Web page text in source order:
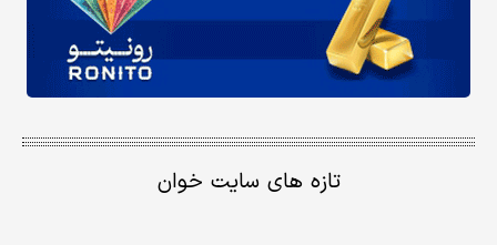
تازه های سایت خوان